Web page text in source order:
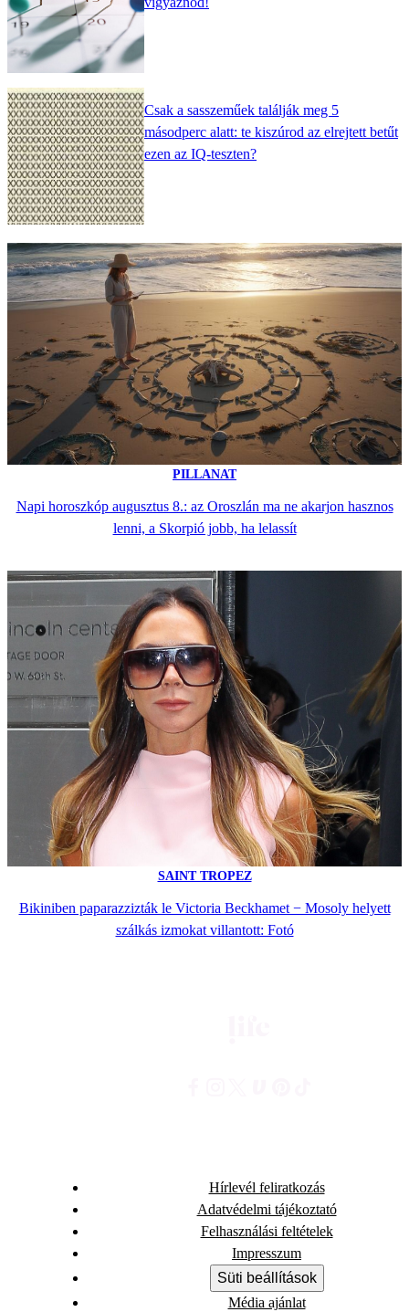
Csak a sasszeműek találják meg 5
másodperc alatt: te kiszúrod az elrejtett betűt
ezen az IQ-teszten?
PILLANAT
Napi horoszkóp augusztus 8.: az Oroszlán ma ne akarjon hasznos
lenni, a Skorpió jobb, ha lelassít
SAINT TROPEZ
Bikiniben paparazzizták le Victoria Beckhamet − Mosoly helyett
szálkás izmokat villantott: Fotó
Hírlevél feliratkozás
Adatvédelmi tájékoztató
Felhasználási feltételek
Impresszum
Süti beállítások
Média ajánlat